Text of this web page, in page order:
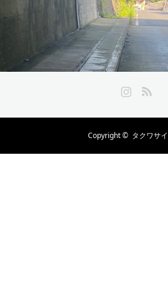
Copyright © タクワサ